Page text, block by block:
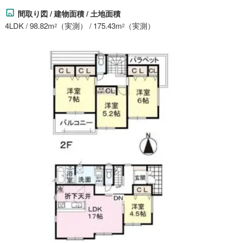
間取り図 / 建物面積 / 土地面積
4LDK / 98.82m2 （実測） / 175.43m2 （実測）